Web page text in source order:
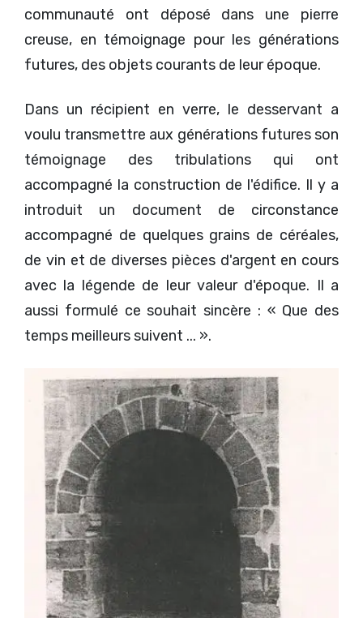
communauté ont déposé dans une pierre
creuse, en témoignage pour les générations
futures, des objets courants de leur époque.
Dans un récipient en verre, le desservant a
voulu transmettre aux générations futures son
témoignage des tribulations qui ont
accompagné la construction de l'édifice. Il y a
introduit un document de circonstance
accompagné de quelques grains de céréales,
de vin et de diverses pièces d'argent en cours
avec la légende de leur valeur d'époque. Il a
aussi formulé ce souhait sincère : « Que des
temps meilleurs suivent ... ».